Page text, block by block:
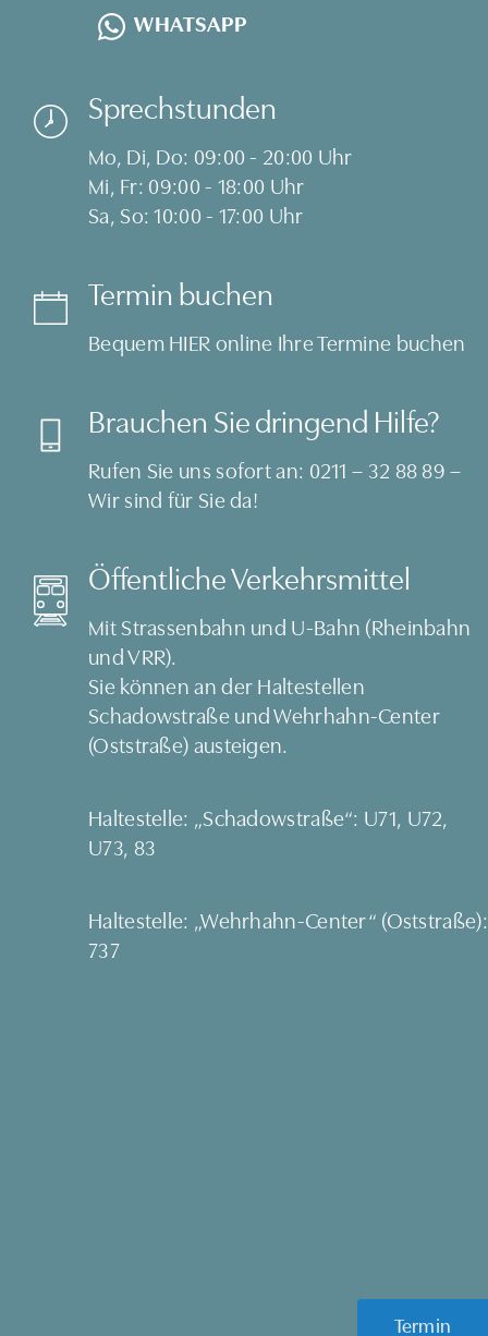
WHATSAPP
Sprechstunden
Mo, Di, Do: 09:00 - 20:00 Uhr
Mi, Fr: 09:00 - 18:00 Uhr
Sa, So: 10:00 - 17:00 Uhr
Termin buchen
Bequem HIERonline Ihre Termine buchen
Brauchen Sie dringend Hilfe?
Rufen Sie uns sofort an: 0211 – 32 88 89–
Wir sind für Sie da!
Öffentliche Verkehrsmittel
Mit Strassenbahn und U-Bahn (Rheinbahn
und VRR).
Sie können an der Haltestellen
Schadowstraße und Wehrhahn-Center
(Oststraße) austeigen.
Haltestelle: „Schadowstraße“: U71, U72,
U73, 83
Haltestelle: „Wehrhahn-Center“ (Oststraße):
737
Termin